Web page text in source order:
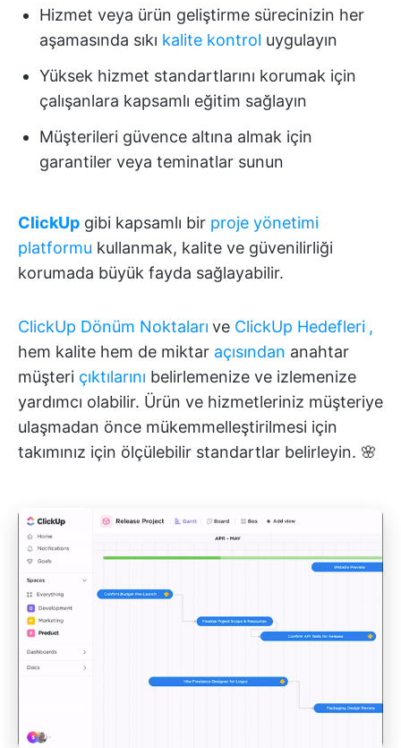
Hizmet veya ürün geliştirme sürecinizin her
aşamasında sıkı kalite kontrol uygulayın
Yüksek hizmet standartlarını korumak için
çalışanlara kapsamlı eğitim sağlayın
Müşterileri güvence altına almak için
garantiler veya teminatlar sunun
ClickUp gibi kapsamlı bir proje yönetimi
platformu kullanmak, kalite ve güvenilirliği
korumada büyük fayda sağlayabilir.
ClickUp Dönüm Noktaları ve ClickUp Hedefleri ,
hem kalite hem de miktar açısından anahtar
müşteri çıktılarını belirlemenize ve izlemenize
yardımcı olabilir. Ürün ve hizmetleriniz müşteriye
ulaşmadan önce mükemmelleştirilmesi için
takımınız için ölçülebilir standartlar belirleyin. 🌸